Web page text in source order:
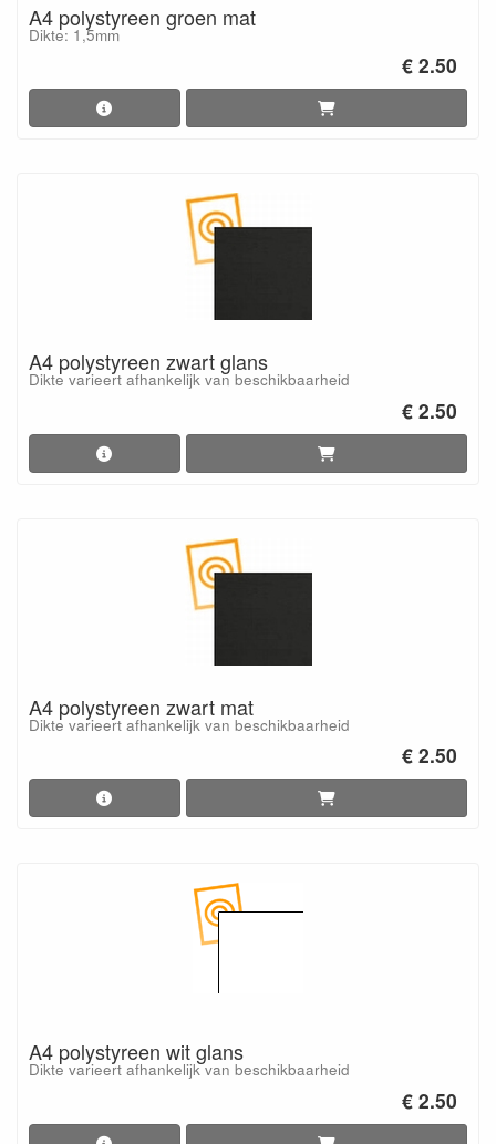
A4 polystyreen groen mat
Dikte: 1,5mm
€ 2.50
A4 polystyreen zwart glans
Dikte varieert afhankelijk van beschikbaarheid
€ 2.50
A4 polystyreen zwart mat
Dikte varieert afhankelijk van beschikbaarheid
€ 2.50
A4 polystyreen wit glans
Dikte varieert afhankelijk van beschikbaarheid
€ 2.50